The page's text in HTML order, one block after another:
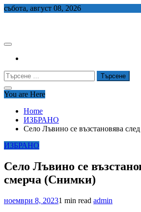
Skip
събота, август 08, 2026
Търсене
за:
You are Here
Home
ИЗБРАНО
Село Лъвино се възстановява
ИЗБРАНО
Село Лъвино се
смерча (Снимки)
ноември 8, 20231 min read admin